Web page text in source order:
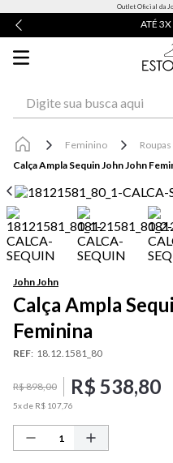
Outlet Oficial da
ATÉ 3X
Feminino Roupas
Calça Ampla Sequin John John
John John
Calça Ampla
Feminina
REF: 18.12.1581_80
R$898,00 R$ 538,80
5x de R$ 10776